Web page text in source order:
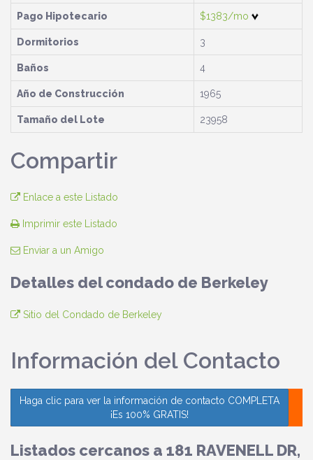
Pago Hipotecario $1383/mo
Dormitorios 3
Baños 4
Año de Construcción 1965
Tamaño del Lote 23958
Compartir
Enlace a este Listado
Imprimir este Listado
Enviar a un Amigo
Detalles del condado de Berkeley
Sitio del Condado de Berkeley
Información del Contacto
Haga clic para ver la información de contacto COMPLETA
¡Es 100% GRATIS!
Listados cercanos a 181 RAVENELL DR,